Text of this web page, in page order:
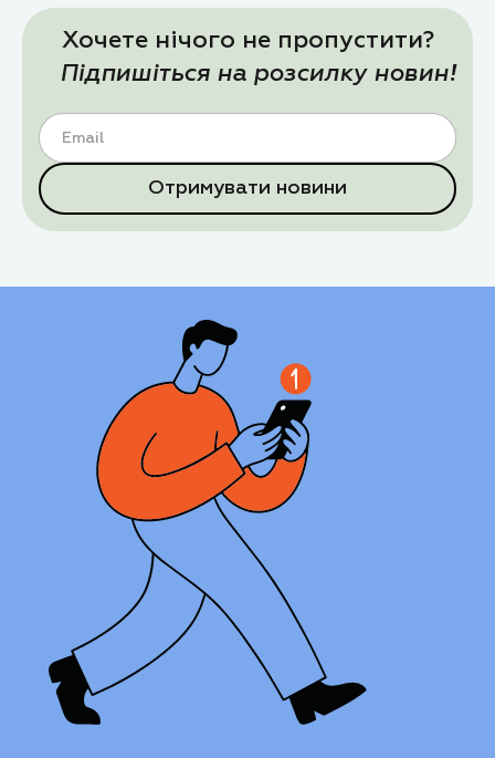
Хочете нічого не пропустити?
Підпишіться на розсилку новин!